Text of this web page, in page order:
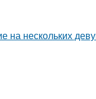
на нескольких